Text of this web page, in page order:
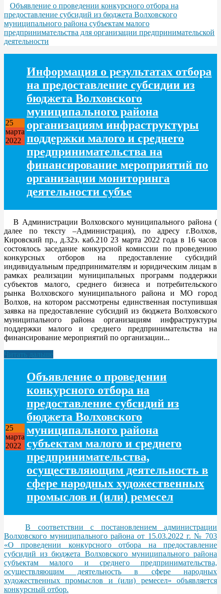
Объявление о проведении конкурсного отбора на
предоставление субсидий из бюджета Волховского
муниципального района субъектам малого
предпринимательства для организации предпринимательской
деятельности
25
марта
2022
Информация о результатах отбора
на предоставление субсидии из
бюджета Волховского
муниципального района
организациям инфраструктуры
поддержки малого и среднего
предпринимательства на
финансирование мероприятий по
организации мониторинга
деятельности субъе
В Администрации Волховского муниципального района (
далее по тексту –Администрация), по адресу г.Волхов,
Кировский пр., д.32э. каб.210 23 марта 2022 года в 16 часов
состоялось заседание конкурсной комиссии по проведению
конкурсных отборов на предоставление субсидий
индивидуальным предпринимателям и юридическим лицам в
рамках реализации муниципальных программ поддержки
субъектов малого, среднего бизнеса и потребительского
рынка Волховского муниципального района и МО город
Волхов, на котором рассмотрены единственная поступившая
заявка на предоставление субсидий из бюджета Волховского
муниципального района организациям инфраструктуры
поддержки малого и среднего предпринимательства на
финансирование мероприятий по организации...
Читать дальше
25
марта
2022
Объявление о проведении
конкурсного отбора на
предоставление субсидий из
бюджета Волховского
муниципального района
субъектам малого и среднего
предпринимательства,
осуществляющим деятельность в
сфере народных художественных
промыслов и (или) ремесел
В соответствии с постановлением администрации
Волховского муниципального района от 15.03.2022 г. № 703
«О проведении конкурсного отбора на предоставление
субсидий из бюджета Волховского муниципального района
субъектам малого и среднего предпринимательства,
осуществляющим деятельность в сфере народных
художественных промыслов и (или) ремесел» объявляется
конкурсный отбор.